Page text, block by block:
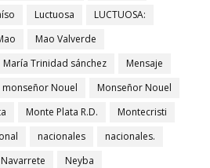
Luctuosa
LUCTUOSA:
Mao Valverde
María Trinidad sánchez
Mensaje
monseñor Nouel
Monseñor Nouel
Monte Plata R.D.
Montecristi
nacionales
nacionales.
Navarrete
Neyba